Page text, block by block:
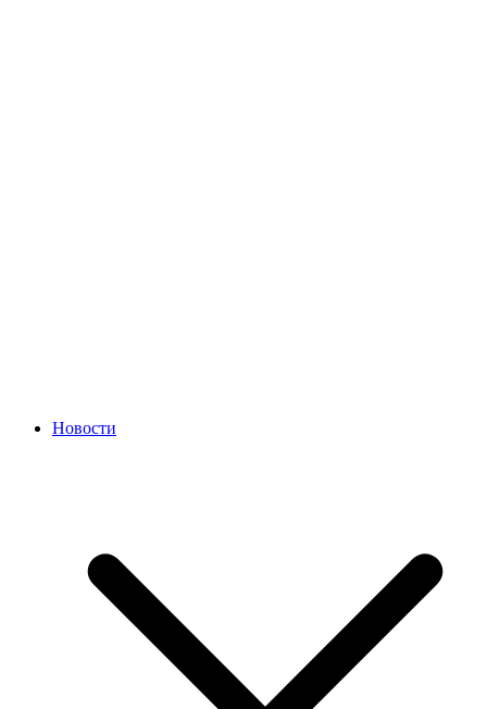
Новости